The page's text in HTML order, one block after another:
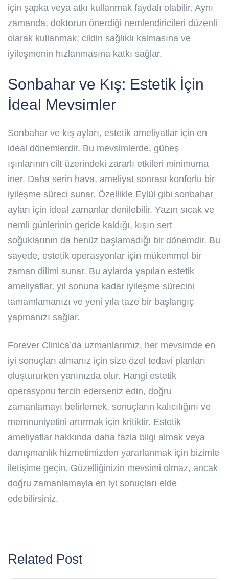
için şapka veya atkı kullanmak faydalı olabilir. Aynı
zamanda, doktorun önerdiği nemlendiricileri düzenli
olarak kullanmak; cildin sağlıklı kalmasına ve
iyileşmenin hızlanmasına katkı sağlar.
Sonbahar ve Kış: Estetik İçin
İdeal Mevsimler
Sonbahar ve kış ayları, estetik ameliyatlar için en
ideal dönemlerdir. Bu mevsimlerde, güneş
ışınlarının cilt üzerindeki zararlı etkileri minimuma
iner. Daha serin hava, ameliyat sonrası konforlu bir
iyileşme süreci sunar. Özellikle Eylül gibi sonbahar
ayları için ideal zamanlar denilebilir. Yazın sıcak ve
nemli günlerinin geride kaldığı, kışın sert
soğuklarının da henüz başlamadığı bir dönemdir. Bu
sayede, estetik operasyonlar için mükemmel bir
zaman dilimi sunar. Bu aylarda yapılan estetik
ameliyatlar, yıl sonuna kadar iyileşme sürecini
tamamlamanızı ve yeni yıla taze bir başlangıç
yapmanızı sağlar.
Forever Clinica’da uzmanlarımız, her mevsimde en
iyi sonuçları almanız için size özel tedavi planları
oluştururken yanınızda olur. Hangi estetik
operasyonu tercih ederseniz edin, doğru
zamanlamayı belirlemek, sonuçların kalıcılığını ve
memnuniyetini artırmak için kritiktir. Estetik
ameliyatlar hakkında daha fazla bilgi almak veya
danışmanlık hizmetimizden yararlanmak için bizimle
iletişime geçin. Güzelliğinizin mevsimi olmaz, ancak
doğru zamanlamayla en iyi sonuçları elde
edebilirsiniz.
Related Post